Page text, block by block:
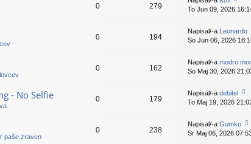
e
k
z
d
nji
pr
is
p
e
k
0 279
o
ej
z
d
nji
pr
is
p
e
k
To Jun 09, 2026
0 194
Napisal/-a Leonardo
So Jun 06, 2026
0 162
Napisal/-a modro
So Maj 30, 2026
- No Selfie 0 179
Napisal/-a debitel
o
ej
z
To Maj 19, 2026
paše zraven
0 238
Napisal/-a Gumko
o
Sr Maj 06, 2026